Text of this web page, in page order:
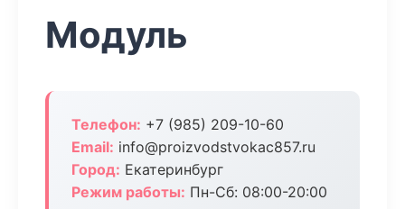
Модуль
Телефон: +7 (985) 209-10-60
Email: info@proizvodstvokac857.ru
Город: Екатеринбург
Режим работы: Пн-Сб: 08:00-20:00